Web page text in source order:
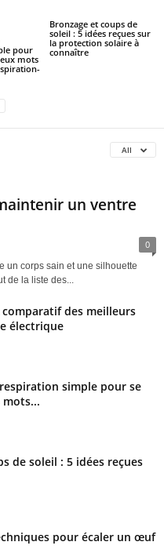
pour
mots
Bronzage et coups de
soleil : 5 idées reçues sur
la protection solaire à
connaître
All
un ventre
0
un corps sain et une silhouette
de la liste des...
des meilleurs
électrique
simple pour se
mots...
de soleil : 5 idées reçues
pour écaler un œuf